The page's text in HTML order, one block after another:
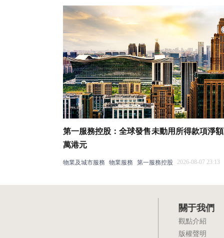
第一服務控股：全球發售未動用所得款項淨額
萬港元
物業及城市服務 物業服務 第一服務控股 2026-08-07 23:13
關于我們
觀點介紹
版權聲明